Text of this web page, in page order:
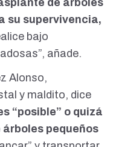
de árboles
su supervivencia,
bajo
añade.
Alonso,
y maldito, dice
“posible” o quizá
pequeños